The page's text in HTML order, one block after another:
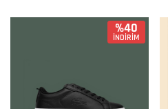
%40
İNDİRİM